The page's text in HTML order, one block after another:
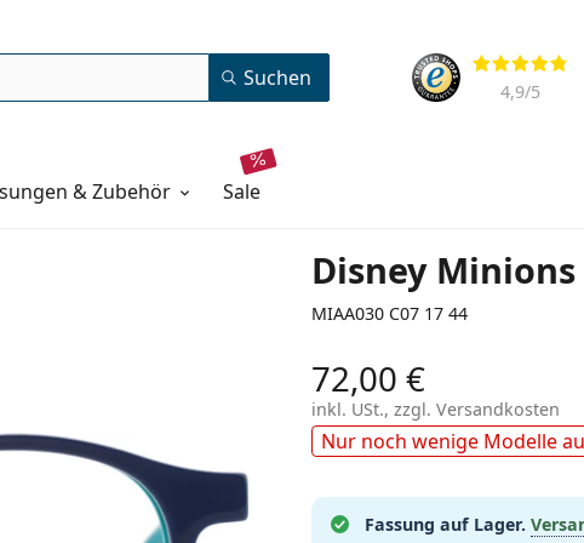
Bewertung
4,9/5
Suchen
& Zubehör sale
Disney Minions
MIAA030 C07 17 44
72,00 €
inkl. USt., zzgl. Versandkosten
Nur noch wenige Modelle
Fassung auf Lager.